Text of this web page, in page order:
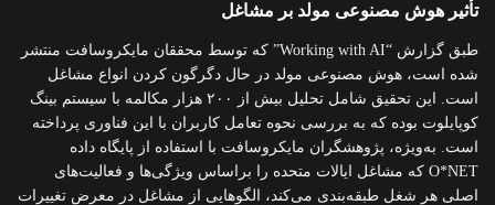
تأثیر هوش مصنوعی مولد بر مشاغل
طبق گزارش “Working with AI” که توسط محققان مایکروسافت منتشر
شده است، هوش مصنوعی مولد در حال دگرگون کردن انواع مشاغل
است. این تحقیق شامل تحلیل بیش از ۲۰۰ هزار مکالمه با سیستم بینگ
کوپایلوت بوده که به بررسی نحوه تعامل کاربران با این فناوری پرداخته
است. به‌ویژه، پژوهشگران مایکروسافت با استفاده از پایگاه داده
O*NET که مشاغل ایالات متحده را براساس ویژگی‌ها و فعالیت‌های
اصلی هر شغل طبقه‌بندی می‌کند، الگوهایی از مشاغل در معرض تغییرات